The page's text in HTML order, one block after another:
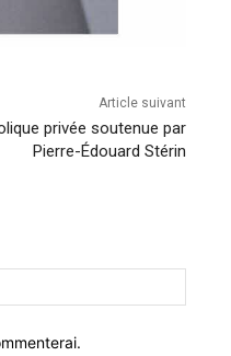
Article suivant
privée soutenue par
Pierre-Édouard Stérin
: